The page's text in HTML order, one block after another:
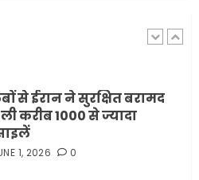
से ईरान ने सुरक्षित बरामद
करीब 1000 से ज्यादा
1, 2026 0